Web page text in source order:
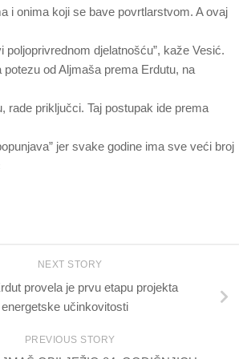
i onima koji se bave povrtlarstvom. A ovaj
poljoprivrednom djelatnošću”, kaže Vesić.
potezu od Aljmaša prema Erdutu, na
rade priključci. Taj postupak ide prema
jer svake godine ima sve veći broj
NEXT STORY
provela je prvu etapu projekta
energetske učinkovitosti
PREVIOUS STORY